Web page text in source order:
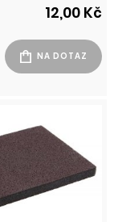
12,00 Kč